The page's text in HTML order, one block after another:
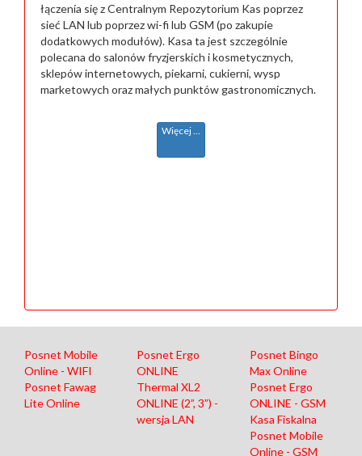
łączenia się z Centralnym Repozytorium Kas poprzez
sieć LAN lub poprzez wi-fi lub GSM (po zakupie
dodatkowych modułów). Kasa ta jest szczególnie
polecana do salonów fryzjerskich i kosmetycznych,
sklepów internetowych, piekarni, cukierni, wysp
marketowych oraz małych punktów gastronomicznych.
Więcej ...
Posnet Mobile
Online - WIFI
Posnet Ergo
ONLINE
Posnet Bingo
Max Online
Posnet Fawag
Lite Online
Thermal XL2
ONLINE (2”, 3”) -
wersja LAN
Posnet Ergo
ONLINE - GSM
Kasa Fiskalna
Posnet Mobile
Online - GSM